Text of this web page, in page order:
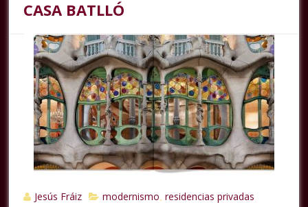
CASA BATLLÓ
Jesús Fráiz modernismo ,residencias privadas